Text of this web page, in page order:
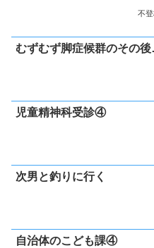
不登
むずむず脚症候群のその
児童精神科受診④
次男と釣りに行く
自治体のこども課④